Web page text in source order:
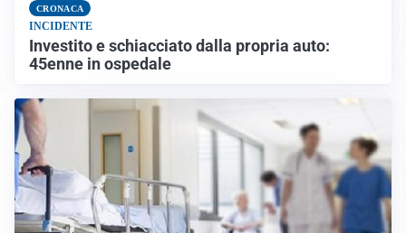
CRONACA
INCIDENTE
Investito e schiacciato dalla propria auto:
45enne in ospedale